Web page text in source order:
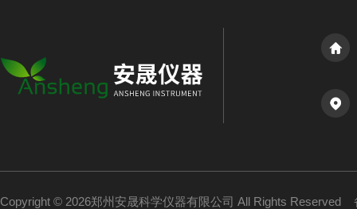
Copyright © 2026郑州安晟科学仪器有限公司 All Rights Reserved